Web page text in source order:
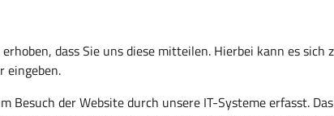
dass Sie uns diese mitteilen. Hierbei kann es sich
eingeben.
Besuch der Website durch unsere IT-Systeme erfasst.